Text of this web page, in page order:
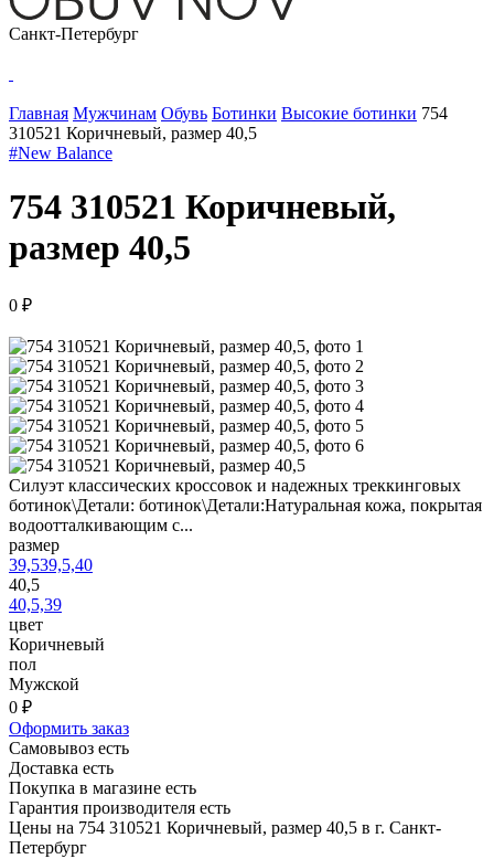
Санкт-Петербург
Главная Мужчинам Обувь Ботинки Высокие ботинки 754
310521 Коричневый, размер 40,5
#New Balance
754 310521 Коричневый,
размер 40,5
0 ₽
Силуэт классических кроссовок и надежных треккинговых
ботинок\Детали: ботинок\Детали:Натуральная кожа, покрытая
водоотталкивающим с...
размер
39,539,5,40
40,5
40,5,39
цвет
Коричневый
пол
Мужской
0 ₽
Оформить заказ
Самовывоз есть
Доставка есть
Покупка в магазине есть
Гарантия производителя есть
Цены на 754 310521 Коричневый, размер 40,5 в г. Санкт-
Петербург